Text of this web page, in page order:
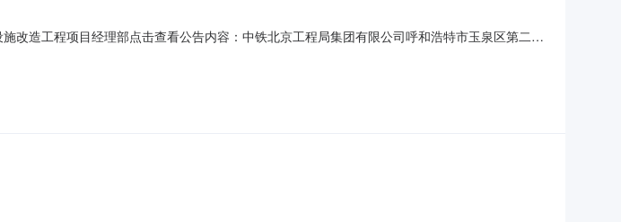
改造工程项目经理部点击查看公告内容：中铁北京工程局集团有限公司呼和浩特市玉泉区第二批